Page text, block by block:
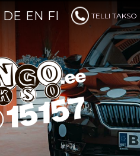
TELLI TAKSO
DE EN FI